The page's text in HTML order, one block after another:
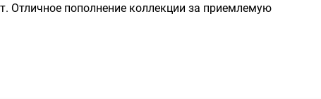
Отличное пополнение коллекции за приемлемую